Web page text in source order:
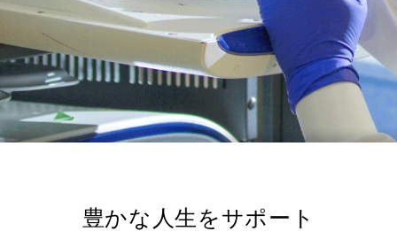
豊かな人生をサポート